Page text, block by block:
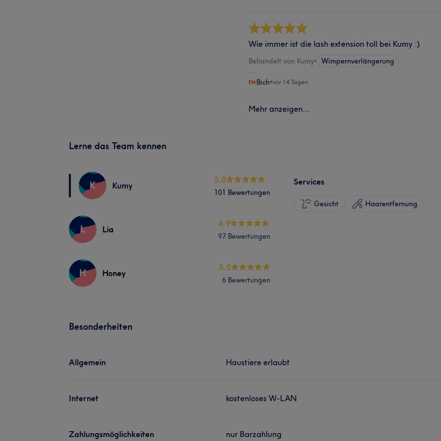
Wie immer ist die lash extension toll bei Kumy :)
Behandelt von Kumy• Wimpernverlängerung
Bich•vor 14 Tagen
Mehr anzeigen...
Lerne das Team kennen
K Kumy
5.0
101 Bewertungen
L Lia
4.9
97 Bewertungen
H Honey
5.0
6 Bewertungen
Services
Gesicht Haarentfernung
Besonderheiten
Allgemein Haustiere erlaubt
Internet kostenloses W-LAN
Zahlungsmöglichkeiten nur Barzahlung